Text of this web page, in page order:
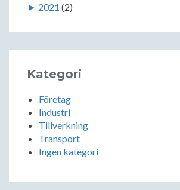
► 2021 (2)
Kategori
Företag
Industri
Tillverkning
Transport
Ingen kategori